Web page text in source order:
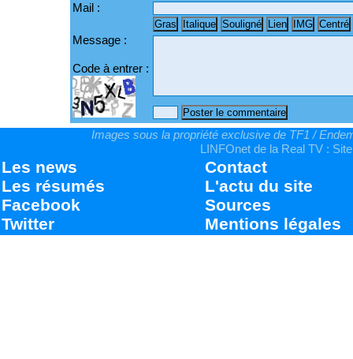
Mail :
Message :
Code à entrer :
Images sous la propriété exclusive de TF1 /
LINFOnet de la Real TV :
Les news
Les résumés
Facebook
Twitter
Contact
L'actu du site
Sources
Mentions légales